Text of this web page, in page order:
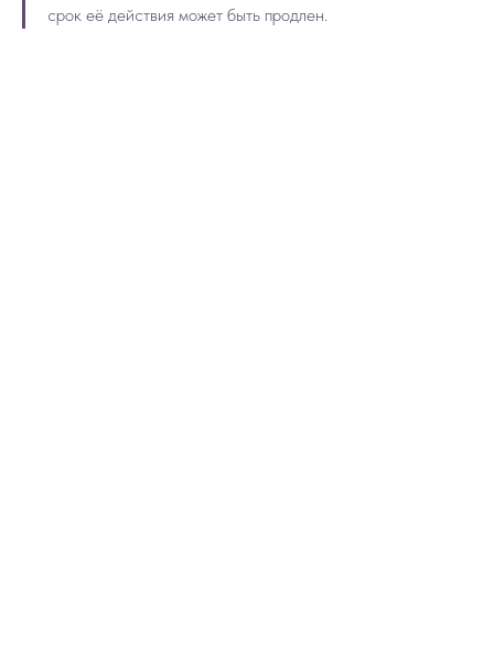
срок её действия может быть продлен.